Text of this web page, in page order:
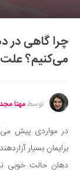
سفر و
ایران
جهان
موفقیت و
تغذیه سالم
بهداشت
چرا گاهی در
می‌کنیم؟
توسطمهتا
در مواردی پیش
برایمان بسیار
دهان حالت خوبی